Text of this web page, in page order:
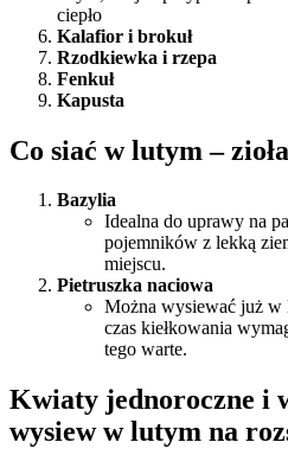
ciepło
Kalafior i brokuł
Rzodkiewka i rzepa
Fenkuł
Kapusta
Co siać w lutym – zioła
Bazylia
Idealna do uprawy na
pojemników z lekką
miejscu.
Pietruszka naciowa
Można wysiewać już w
czas kiełkowania
tego warte.
Kwiaty jednoroczne i
wysiew w lutym na